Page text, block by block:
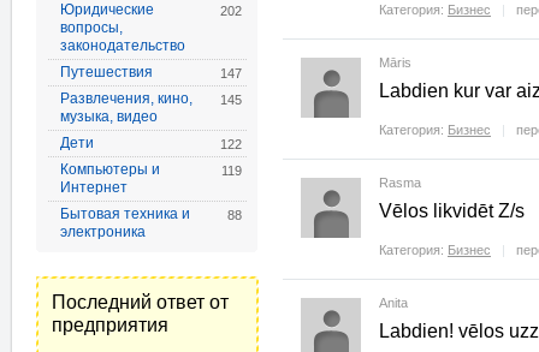
Юридические
вопросы,
законодательство
202
Путешествия 147
Развлечения, кино,
музыка, видео
145
Дети 122
Компьютеры и
Интернет
119
Бытовая техника и
электроника
88
Последний ответ от
предприятия
Категория: Бизнес
Māris
Labdien kur var
Категория: Бизнес
Rasma
Vēlos likvidēt Z/s
Категория: Бизнес
Anita
Labdien! vēlos